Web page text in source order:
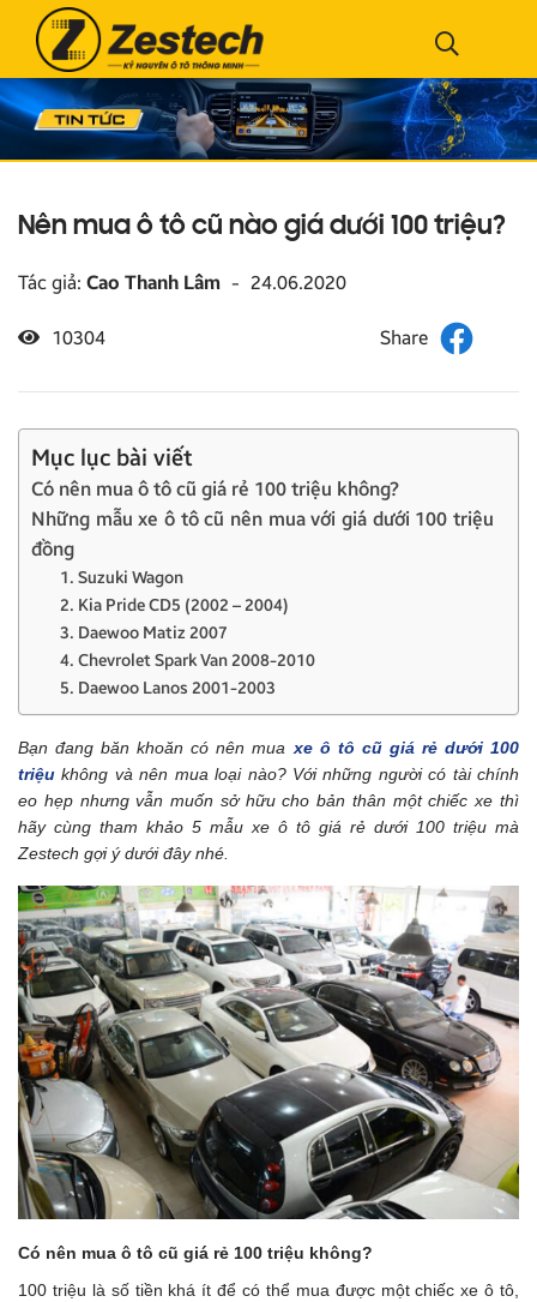
Nên mua ô tô cũ nào giá dưới 100 triệu?
Tác giả: Cao Thanh Lâm - 24.06.2020
10304
Mục lục bài viết
Có nên mua ô tô cũ giá rẻ 100 triệu không?
Những mẫu xe ô tô cũ nên mua với giá dưới 100 triệu
đồng
1. Suzuki Wagon
2. Kia Pride CD5 (2002 – 2004)
3. Daewoo Matiz 2007
4. Chevrolet Spark Van 2008-2010
5. Daewoo Lanos 2001-2003
Bạn đang băn khoăn có nên mua xe ô tô cũ giá rẻ dưới 100
triệu không và nên mua loại nào? Với những người có tài chính
eo hẹp nhưng vẫn muốn sở hữu cho bản thân một chiếc xe thì
hãy cùng tham khảo 5 mẫu xe ô tô giá rẻ dưới 100 triệu mà
Zestech gợi ý dưới đây nhé.
Có nên mua ô tô cũ giá rẻ 100 triệu không?
100 triệu là số tiền khá ít để có thể mua được một chiếc xe ô tô,